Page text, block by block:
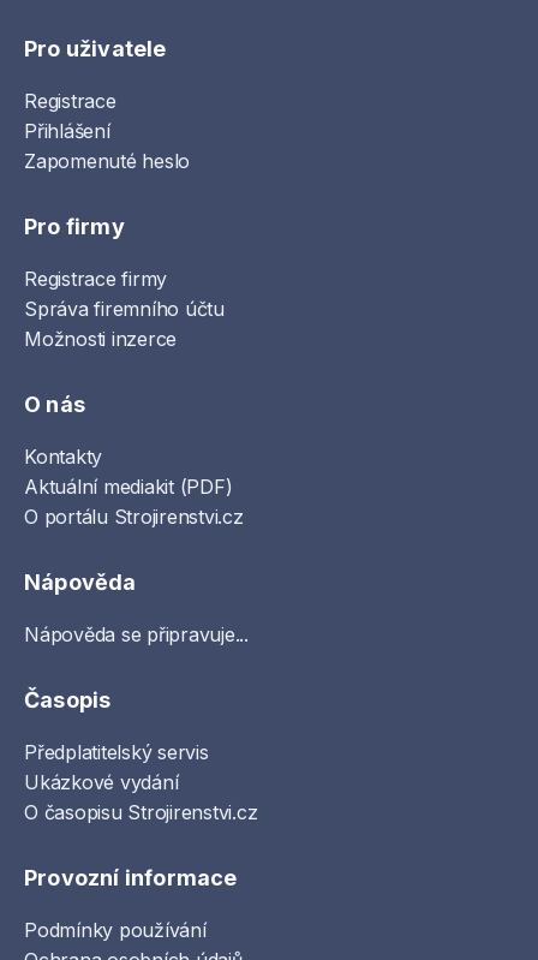
Pro uživatele
Registrace
Přihlášení
Zapomenuté heslo
Pro firmy
Registrace firmy
Správa firemního účtu
Možnosti inzerce
O nás
Kontakty
Aktuální mediakit (PDF)
O portálu Strojirenstvi.cz
Nápověda
Nápověda se připravuje...
Časopis
Předplatitelský servis
Ukázkové vydání
O časopisu Strojirenstvi.cz
Provozní informace
Podmínky používání